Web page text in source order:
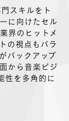
スキルをト
に向けたセル
界のヒットメ
の視点もバラ
バックアップ
から音楽ビジ
性を多角的に